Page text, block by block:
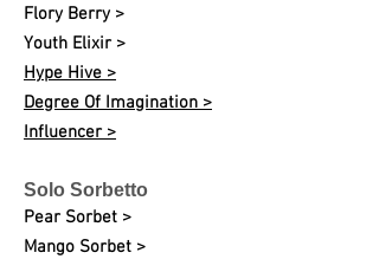
Flory Berry >
Youth Elixir >
Hype Hive >
Degree Of Imagination >
Influencer >
Solo Sorbetto
Pear Sorbet >
Mango Sorbet >